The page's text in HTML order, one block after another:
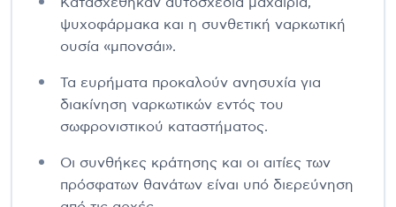
ψυχοφάρμακα και η συνθετική ναρκωτική
ουσία «μπονσάι».
Τα ευρήματα προκαλούν ανησυχία για
διακίνηση ναρκωτικών εντός του
σωφρονιστικού καταστήματος.
Οι συνθήκες κράτησης και οι αιτίες των
πρόσφατων θανάτων είναι υπό διερεύνηση